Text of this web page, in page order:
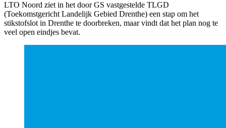
LTO Noord ziet in het door GS vastgestelde TLGD
(Toekomstgericht Landelijk Gebied Drenthe) een stap om het
stikstofslot in Drenthe te doorbreken, maar vindt dat het plan nog te
veel open eindjes bevat.